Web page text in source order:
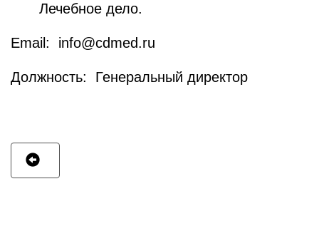
Лечебное дело.
Email: info@cdmed.ru
Должность: Генеральный директор